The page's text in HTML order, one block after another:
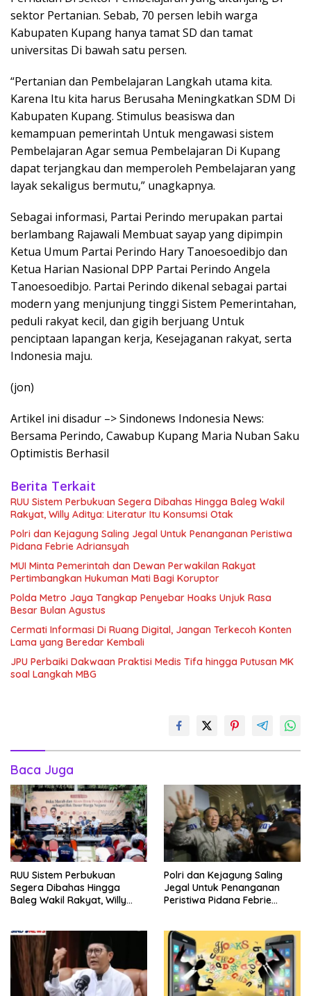
sektor Pertanian. Sebab, 70 persen lebih warga
Kabupaten Kupang hanya tamat SD dan tamat
universitas Di bawah satu persen.
“Pertanian dan Pembelajaran Langkah utama kita.
Karena Itu kita harus Berusaha Meningkatkan SDM Di
Kabupaten Kupang. Stimulus beasiswa dan
kemampuan pemerintah Untuk mengawasi sistem
Pembelajaran Agar semua Pembelajaran Di Kupang
dapat terjangkau dan memperoleh Pembelajaran yang
layak sekaligus bermutu,” unagkapnya.
Sebagai informasi, Partai Perindo merupakan partai
berlambang Rajawali Membuat sayap yang dipimpin
Ketua Umum Partai Perindo Hary Tanoesoedibjo dan
Ketua Harian Nasional DPP Partai Perindo Angela
Tanoesoedibjo. Partai Perindo dikenal sebagai partai
modern yang menjunjung tinggi Sistem Pemerintahan,
peduli rakyat kecil, dan gigih berjuang Untuk
penciptaan lapangan kerja, Kesejaganan rakyat, serta
Indonesia maju.
(jon)
Artikel ini disadur –> Sindonews Indonesia News:
Bersama Perindo, Cawabup Kupang Maria Nuban Saku
Optimistis Berhasil
Berita Terkait
RUU Sistem Perbukuan Segera Dibahas Hingga Baleg Wakil
Rakyat, Willy Aditya: Literatur Itu Konsumsi Otak
Polri dan Kejagung Saling Jegal Untuk Penanganan Peristiwa
Pidana Febrie Adriansyah
MUI Minta Pemerintah dan Dewan Perwakilan Rakyat
Pertimbangkan Hukuman Mati Bagi Koruptor
Polda Metro Jaya Tangkap Penyebar Hoaks Unjuk Rasa
Besar Bulan Agustus
Cermati Informasi Di Ruang Digital, Jangan Terkecoh Konten
Lama yang Beredar Kembali
JPU Perbaiki Dakwaan Praktisi Medis Tifa hingga Putusan MK
soal Langkah MBG
Baca Juga
RUU Sistem Perbukuan
Segera Dibahas Hingga
Baleg Wakil Rakyat, Willy
Polri dan Kejagung Saling
Jegal Untuk Penanganan
Peristiwa Pidana Febrie